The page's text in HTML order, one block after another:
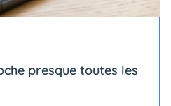
presque toutes les